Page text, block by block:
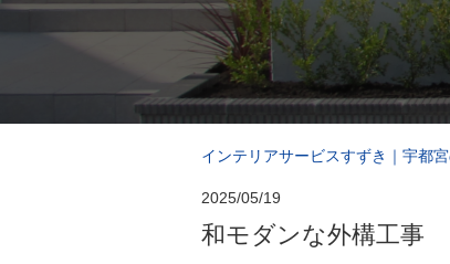
インテリアサービスすずき｜宇都
2025/05/19
和モダンな外構工事